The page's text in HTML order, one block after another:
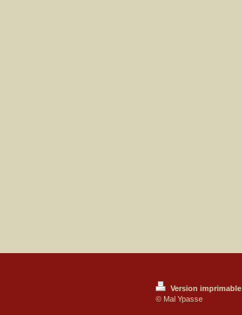
Version imprimable
© Mal Ypasse